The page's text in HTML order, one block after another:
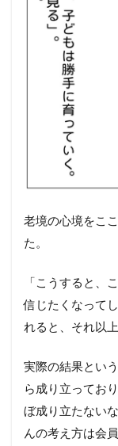
老境の心境をこ
た。
「こうすると、
信じたくなって
れると、それ以
実際の結果とい
ら成り立ってお
ぼ成り立たない
んの考え方は会